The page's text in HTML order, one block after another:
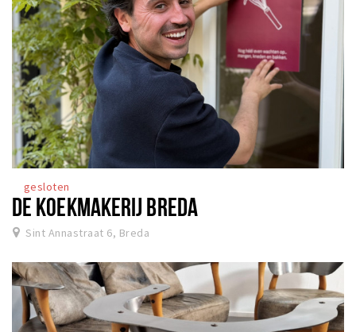
gesloten
DE KOEKMAKERIJ BREDA
Sint Annastraat 6, Breda